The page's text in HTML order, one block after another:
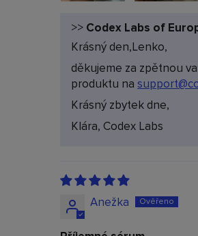
>> Codex Labs of
Krásný den,Lenko,
děkujeme za zpětnou
produktu na
Krásný zbytek dne,
Klára, Codex Labs
Anežka